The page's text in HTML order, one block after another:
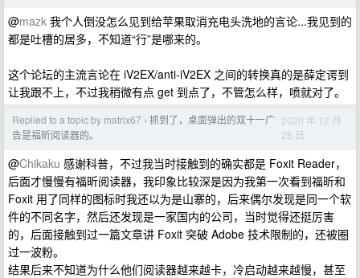
@mazk 我个人倒没怎么见到给苹果取消充电头洗地的言论...我见到的
都是吐槽的居多，不知道“行”是哪来的。
这个论坛的主流言论在 iV2EX/anti-iV2EX 之间的转换真的是薛定谔到
让我跟不上，不过我稍微有点 get 到点了，不管怎么样，喷就对了。
Replied to a topic by matrix67 › 抓到了，桌面弹出的双十一广
告是福昕阅读器的。
2020 年 12 月
25 日
@Chikaku 感谢科普，不过我当时接触到的确实都是 Foxit Reader，
后面才慢慢有福昕阅读器，我印象比较深是因为我第一次看到福昕和
Foxit 用了同样的图标时我还以为是山寨的，后来偶尔发现是同一个软
件的不同名字，然后还发现是一家国内的公司，当时觉得还挺厉害
的，后面接触到过一篇文章讲 Foxit 突破 Adobe 技术限制的，还被圈
过一波粉。
结果后来不知道为什么他们阅读器越来越卡，冷启动越来越慢，甚至